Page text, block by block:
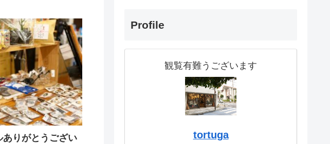
ありがとうござい
Profile
観覧有難うございます
tortuga